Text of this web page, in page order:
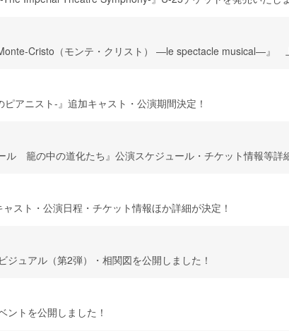
Cristo（モンテ・クリスト） ―le spectacle musical―』
アニスト-』追加キャスト・公演期間決定！
ル 籠の中の道化たち』公演スケジュール・チケット情報等詳
スト・公演日程・チケット情報ほか詳細が決定！
ジュアル（第2弾）・相関図を公開しました！
ントを公開しました！